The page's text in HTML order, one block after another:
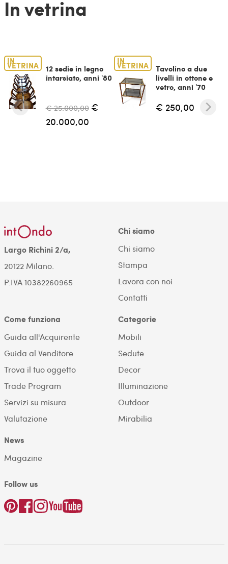
In vetrina
IN
VETRINA
12 sedie in legno
intarsiato, anni '80
€ 25.000,00 €
20.000,00
IN
VETRINA
Tavolino a due
livelli in ottone e
vetro, anni '70
€ 250,00
Largo Richini 2/a,
20122 Milano.
P.IVA 10382260965
Chi siamo
Chi siamo
Stampa
Lavora con noi
Contatti
Come funziona
Guida all'Acquirente
Guida al Venditore
Trova il tuo oggetto
Trade Program
Servizi su misura
Valutazione
Categorie
Mobili
Sedute
Decor
Illuminazione
Outdoor
Mirabilia
News
Magazine
Follow us